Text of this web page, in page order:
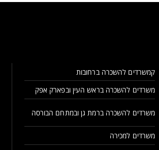
קמשרדים להשכרה ברחובות
משרדים להשכרה בראש העין ובפארק אפק
משרדים להשכרה ברמת גן ובמתחם הבורסה
משרדים למכירה